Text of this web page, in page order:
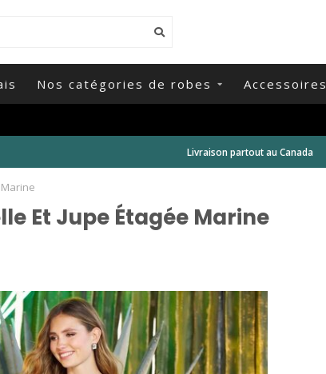
Nos catégories de robes Accessoires
Livraison partout au Canada
Et Jupe Étagée Marine